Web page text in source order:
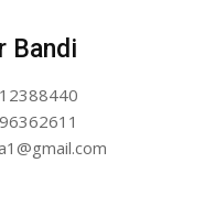
Bandi